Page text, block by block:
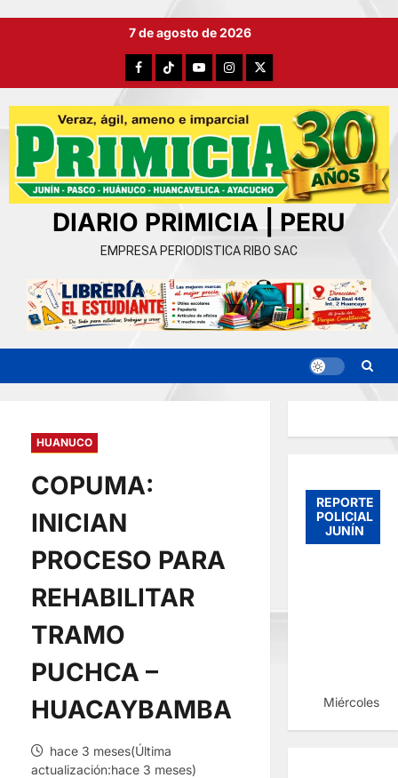
7 de agosto de 2026
FacebookTikTokYouTubeInstagram
X
DIARIO PRIMICIA | PERU
EMPRESA PERIODISTICA RIBO SAC
HUANUCO
COPUMA:
INICIAN
PROCESO PARA
REHABILITAR
TRAMO
PUCHCA –
HUACAYBAMBA
hace 3 meses(Última
actualización:hace 3 meses)
REPORTE
POLICIAL
JUNÍN
Miércoles,